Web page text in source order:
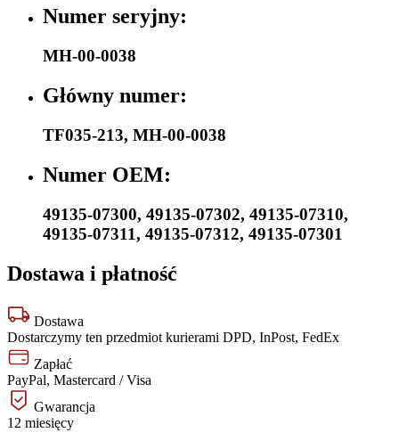
Numer seryjny:
MH-00-0038
Główny numer:
TF035-213, MH-00-0038
Numer OEM:
49135-07300, 49135-07302, 49135-07310,
49135-07311, 49135-07312, 49135-07301
Dostawa i płatność
Dostawa
Dostarczymy ten przedmiot kurierami DPD, InPost, FedEx
Zapłać
PayPal, Mastercard / Visa
Gwarancja
12 miesięcy